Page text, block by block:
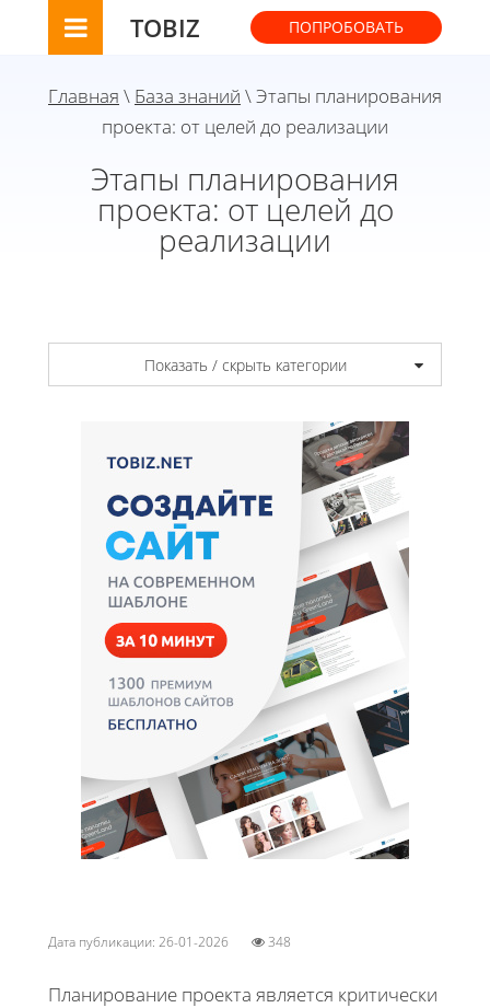
TOBIZ ПОПРОБОВАТЬ
Главная \ База знаний \ Этапы планирования
проекта: от целей до реализации
Этапы планирования
проекта: от целей до
реализации
Показать / скрыть категории
Дата публикации: 26-01-2026 348
Планирование проекта является критически